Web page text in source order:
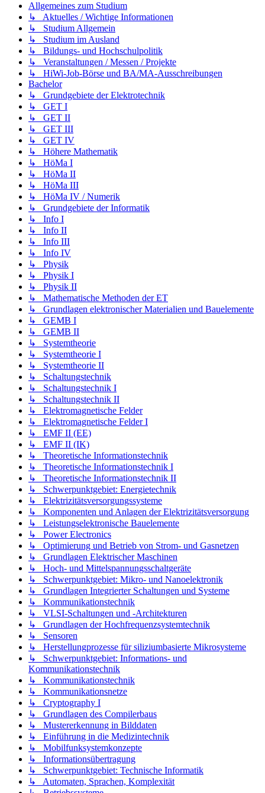
Allgemeines zum Studium
↳ Aktuelles / Wichtige Informationen
↳ Studium Allgemein
↳ Studium im Ausland
↳ Bildungs- und Hochschulpolitik
↳ Veranstaltungen / Messen / Projekte
↳ HiWi-Job-Börse und BA/MA-Ausschreibungen
Bachelor
↳ Grundgebiete der Elektrotechnik
↳ GET I
↳ GET II
↳ GET III
↳ GET IV
↳ Höhere Mathematik
↳ HöMa I
↳ HöMa II
↳ HöMa III
↳ HöMa IV / Numerik
↳ Grundgebiete der Informatik
↳ Info I
↳ Info II
↳ Info III
↳ Info IV
↳ Physik
↳ Physik I
↳ Physik II
↳ Mathematische Methoden der ET
↳ Grundlagen elektronischer Materialien und Bauelemente
↳ GEMB I
↳ GEMB II
↳ Systemtheorie
↳ Systemtheorie I
↳ Systemtheorie II
↳ Schaltungstechnik
↳ Schaltungstechnik I
↳ Schaltungstechnik II
↳ Elektromagnetische Felder
↳ Elektromagnetische Felder I
↳ EMF II (EE)
↳ EMF II (IK)
↳ Theoretische Informationstechnik
↳ Theoretische Informationstechnik I
↳ Theoretische Informationstechnik II
↳ Schwerpunktgebiet: Energietechnik
↳ Elektrizitätsversorgungssysteme
↳ Komponenten und Anlagen der Elektrizitätsversorgung
↳ Leistungselektronische Bauelemente
↳ Power Electronics
↳ Optimierung und Betrieb von Strom- und Gasnetzen
↳ Grundlagen Elektrischer Maschinen
↳ Hoch- und Mittelspannungsschaltgeräte
↳ Schwerpunktgebiet: Mikro- und Nanoelektronik
↳ Grundlagen Integrierter Schaltungen und Systeme
↳ Kommunikationstechnik
↳ VLSI-Schaltungen und -Architekturen
↳ Grundlagen der Hochfrequenzsystemtechnik
↳ Sensoren
↳ Herstellungprozesse für siliziumbasierte Mikrosysteme
↳ Schwerpunktgebiet: Informations- und
Kommunikationstechnik
↳ Kommunikationstechnik
↳ Kommunikationsnetze
↳ Cryptography I
↳ Grundlagen des Compilerbaus
↳ Mustererkennung in Bilddaten
↳ Einführung in die Medizintechnik
↳ Mobilfunksystemkonzepte
↳ Informationsübertragung
↳ Schwerpunktgebiet: Technische Informatik
↳ Automaten, Sprachen, Komplexität